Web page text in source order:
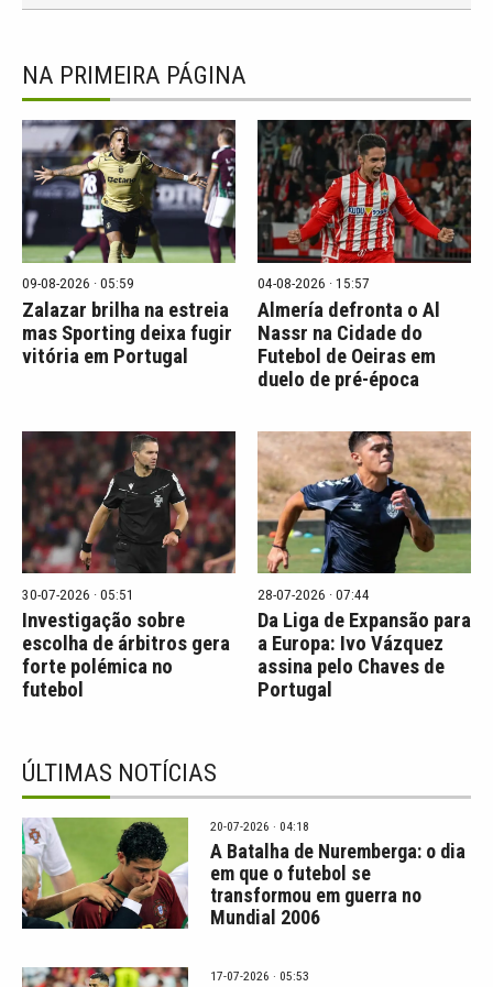
NA PRIMEIRA PÁGINA
09-08-2026 · 05:59
Zalazar brilha na estreia
mas Sporting deixa fugir
vitória em Portugal
04-08-2026 · 15:57
Almería defronta o Al
Nassr na Cidade do
Futebol de Oeiras em
duelo de pré-época
30-07-2026 · 05:51
Investigação sobre
escolha de árbitros gera
forte polémica no
futebol
28-07-2026 · 07:44
Da Liga de Expansão para
a Europa: Ivo Vázquez
assina pelo Chaves de
Portugal
ÚLTIMAS NOTÍCIAS
20-07-2026 · 04:18
A Batalha de Nuremberga: o dia
em que o futebol se
transformou em guerra no
Mundial 2006
17-07-2026 · 05:53